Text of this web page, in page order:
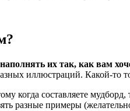
их так, как вам
иллюстраций. Какой-то
когда составляете
разные примеры